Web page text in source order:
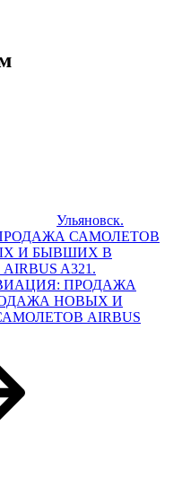
Ульяновск.
САМОЛЕТОВ
И БЫВШИХ В
A321.
ПРОДАЖА
НОВЫХ И
AIRBUS